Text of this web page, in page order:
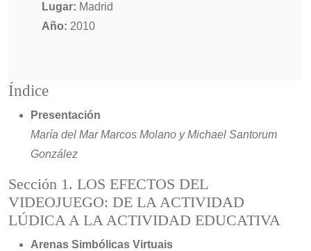
Lugar: Madrid
Año: 2010
Índice
Presentación
María del Mar Marcos Molano y Michael Santorum
González
Sección 1. LOS EFECTOS DEL
VIDEOJUEGO: DE LA ACTIVIDAD
LÚDICA A LA ACTIVIDAD EDUCATIVA
Arenas Simbólicas Virtuais